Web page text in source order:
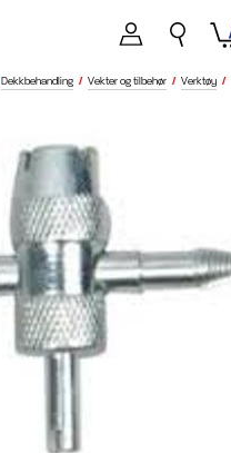
Dekkbehandling / Vekter og tilbehør / Verktøy /